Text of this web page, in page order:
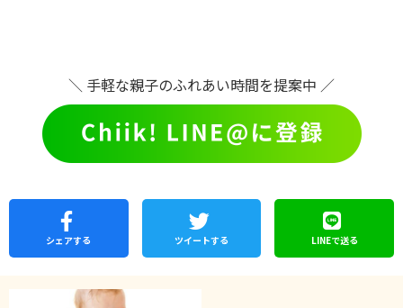
＼ 手軽な親子のふれあい時間を提案中 ／
シェアする ツイートする LINEで送る